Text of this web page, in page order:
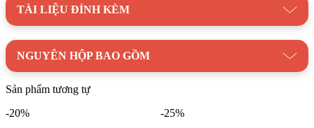
TÀI LIỆU ĐÍNH KÈM
NGUYÊN HỘP BAO GỒM
Sản phẩm tương tự
-20%
-25%